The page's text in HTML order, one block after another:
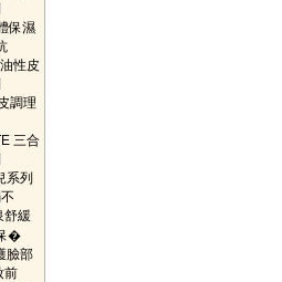
保濕
性皮
調理
三合
系列
舒緩
�
臉部
前